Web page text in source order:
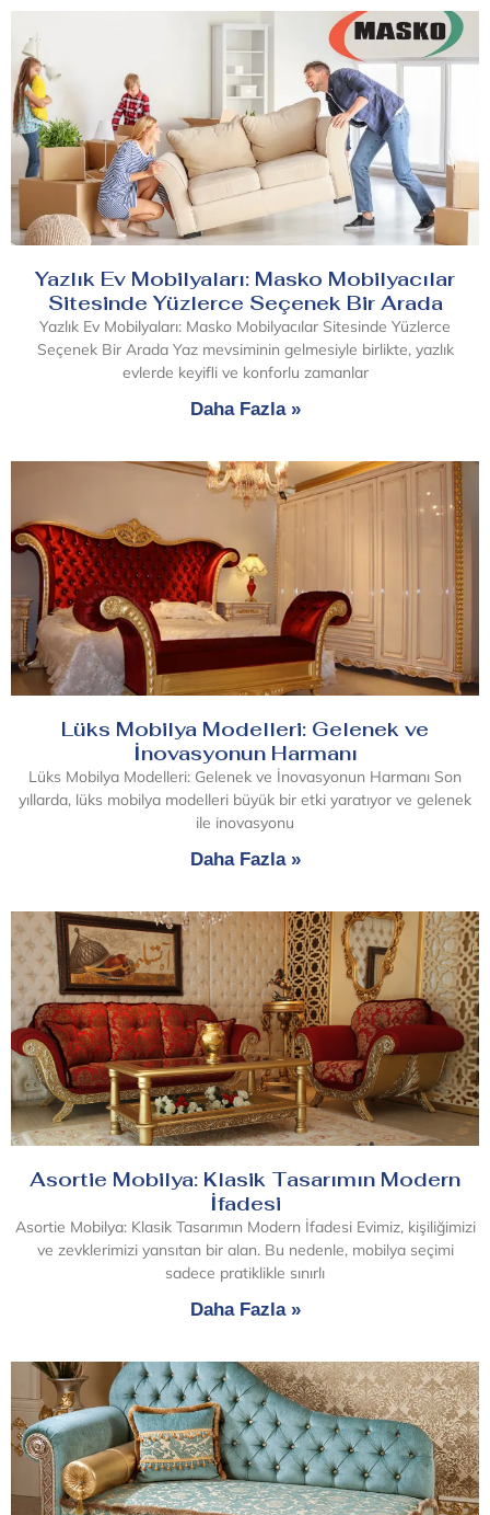
Yazlık Ev Mobilyaları: Masko Mobilyacılar
Sitesinde Yüzlerce Seçenek Bir Arada
Yazlık Ev Mobilyaları: Masko Mobilyacılar Sitesinde Yüzlerce
Seçenek Bir Arada Yaz mevsiminin gelmesiyle birlikte, yazlık
evlerde keyifli ve konforlu zamanlar
Daha Fazla »
Lüks Mobilya Modelleri: Gelenek ve
İnovasyonun Harmanı
Lüks Mobilya Modelleri: Gelenek ve İnovasyonun Harmanı Son
yıllarda, lüks mobilya modelleri büyük bir etki yaratıyor ve gelenek
ile inovasyonu
Daha Fazla »
Asortie Mobilya: Klasik Tasarımın Modern
İfadesi
Asortie Mobilya: Klasik Tasarımın Modern İfadesi Evimiz, kişiliğimizi
ve zevklerimizi yansıtan bir alan. Bu nedenle, mobilya seçimi
sadece pratiklikle sınırlı
Daha Fazla »